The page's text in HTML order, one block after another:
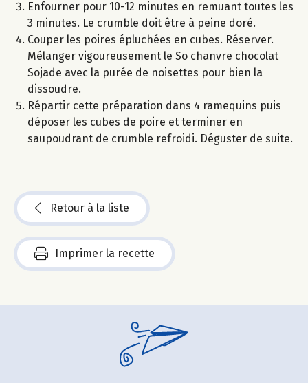
Enfourner pour 10-12 minutes en remuant toutes les
3 minutes. Le crumble doit être à peine doré.
Couper les poires épluchées en cubes. Réserver.
Mélanger vigoureusement le So chanvre chocolat
Sojade avec la purée de noisettes pour bien la
dissoudre.
Répartir cette préparation dans 4 ramequins puis
déposer les cubes de poire et terminer en
saupoudrant de crumble refroidi. Déguster de suite.
Retour à la liste
Imprimer la recette